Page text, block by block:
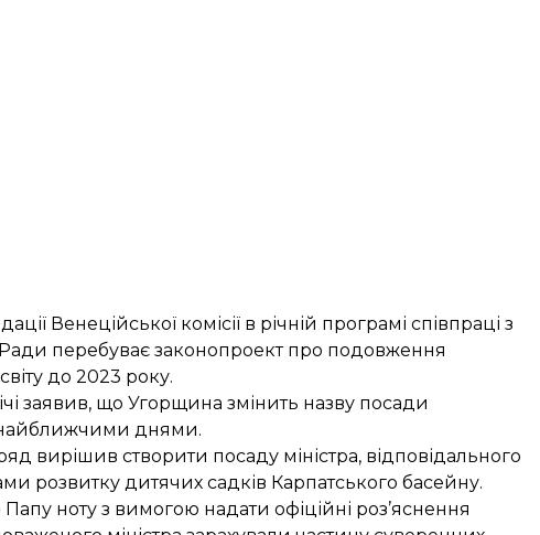
Венеційської комісії в річній програмі співпраці з
перебуває законопроект про подовження
до 2023 року.
заявив, що Угорщина змінить назву посади
найближчими днями.
вирішив створити посаду міністра, відповідального
розвитку дитячих садків Карпатського басейну.
ноту з вимогою надати офіційні роз’яснення